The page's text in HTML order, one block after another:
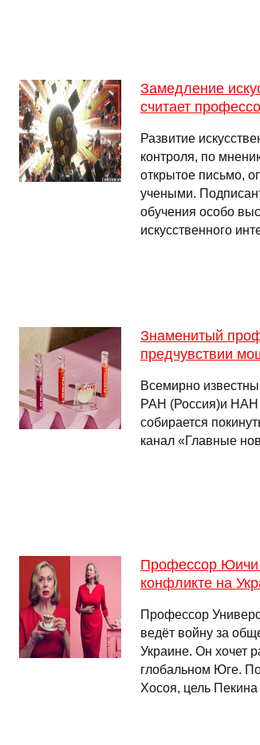
Замедление
считает
Развитие
контроля, по
открытое письмо,
учеными.
обучения особо
искусственного
Знаменитый
предчувствии
Всемирно
РАН (Россия)и
собирается
канал «Главные
Профессор Юичи
конфликте на
Профессор
ведёт войну за
Украине. Он хочет
глобальном Юге.
Хосоя, цель